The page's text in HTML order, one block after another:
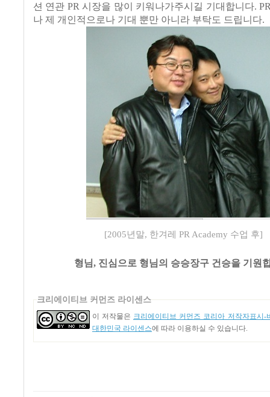
션 연관 PR시장을 많이 키워나가주시길 기대합니다.
나 제 개인적으로나 기대 뿐만 아니라 부탁도 드립니다.
[2005년말, 한겨레 PR Academy 수업 후]
형님, 진심으로 형님의 승승장구 건승을 기원
크리에이티브 커먼즈 라이센스
이 저작물은 크리에이티브 커먼즈 코리아 저작자표시-
대한민국 라이센스에 따라 이용하실 수 있습니다.